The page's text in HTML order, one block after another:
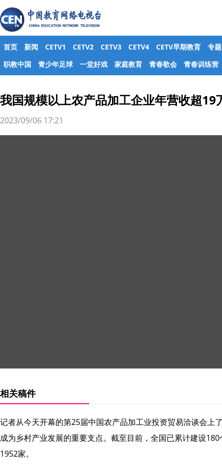
首页 新闻 CETV1 CETV2 CETV3 CETV4 CETV早期教育
专题
职教中国
青少年足球 一堂好戏 家庭教育 青春歌会 青春训练营
我国规模以上农产品加工企业年营收超19
2023/09/06 17:21
相关稿件
记者从今天开幕的第25届中国农产品加工业投资贸易洽谈会
成为乡村产业发展的重要支点。截至目前，全国已累计建设
1952家。